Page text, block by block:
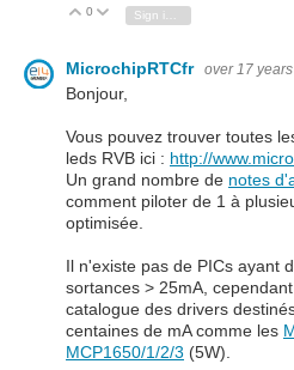
Vote Up
0 Vote Down
MicrochipRTCfr over 17
Bonjour,
Vous pouvez trouver toutes
leds RVB ici : http://
Un grand nombre de notes
comment piloter de 1 à
optimisée.
Il n'existe pas de PICs ayant
sortances > 25mA,
catalogue des drivers
centaines de mA comme les
MCP1650/1/2/3 (5W).